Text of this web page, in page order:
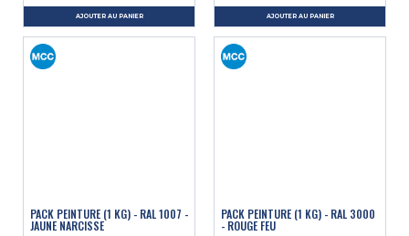
AJOUTER AU PANIER AJOUTER AU PANIER
PACK PEINTURE (1 KG) - RAL 1007 -
JAUNE NARCISSE
PACK PEINTURE (1 KG) - RAL 3000
- ROUGE FEU